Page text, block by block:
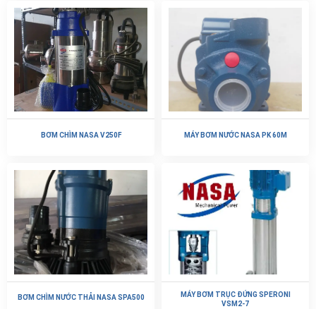
BƠM CHÌM NASA V250F MÁY BƠM NƯỚC NASA PK 60M
BƠM CHÌM NƯỚC THẢI NASA SPA500
MÁY BƠM TRỤC ĐỨNG SPERONI
VSM2-7